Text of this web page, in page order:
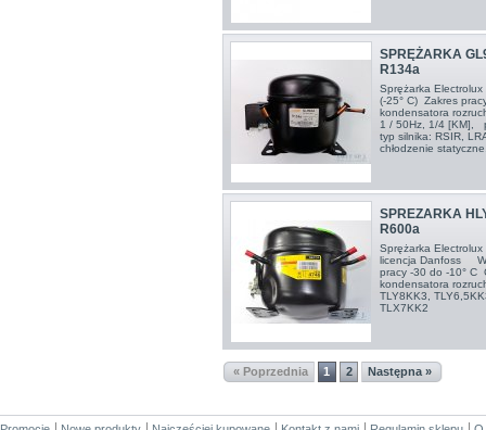
SPRĘŻARKA
R134a
Sprężarka
(-25° C) Zakres
kondensatora
1 / 50Hz, 1/4 [KM],
typ silnika: RSIR,
chłodzenie
SPREZARKA
R600a
Sprężarka
licencja Danfoss
pracy -30 do -10° C
kondensatora
TLY8KK3,
TLX7KK2
« Poprzednia 1 2 Następna »